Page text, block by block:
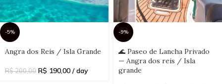
-5%
Angra dos Reis / Isla Grande
R$200,00 R$ 190,00 / day
-9%
Select
date(s)
🌊 Paseo de Lancha Privado
— Angra dos reis / Isla
grande